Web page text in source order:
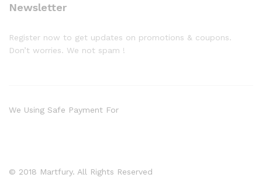
Newsletter
Register now to get updates on promotions & coupons.
Don’t worries. We not spam !
© 2018 Martfury. All Rights Reserved
We Using Safe Payment For